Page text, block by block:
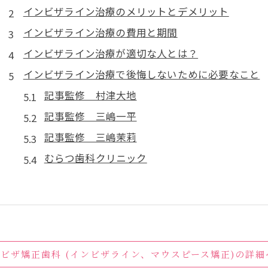
インビザライン治療のメリットとデメリット
インビザライン治療の費用と期間
インビザライン治療が適切な人とは？
インビザライン治療で後悔しないために必要なこと
記事監修 村津大地
記事監修 三嶋一平
記事監修 三嶋茉莉
むらつ歯科クリニック
ザ矯正歯科 (インビザライン、マウスピース矯正)の詳細